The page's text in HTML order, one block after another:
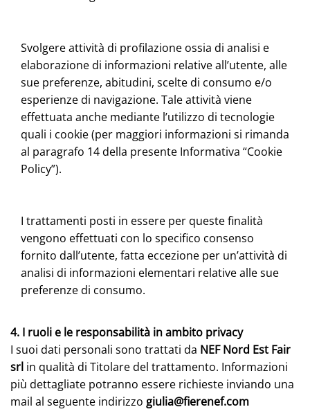
Svolgere attività di profilazione ossia di analisi e
elaborazione di informazioni relative all’utente, alle
sue preferenze, abitudini, scelte di consumo e/o
esperienze di navigazione. Tale attività viene
effettuata anche mediante l’utilizzo di tecnologie
quali i cookie (per maggiori informazioni si rimanda
al paragrafo 14 della presente Informativa “Cookie
Policy”).
I trattamenti posti in essere per queste finalità
vengono effettuati con lo specifico consenso
fornito dall’utente, fatta eccezione per un’attività di
analisi di informazioni elementari relative alle sue
preferenze di consumo.
4. I ruoli e le responsabilità in ambito privacy
I suoi dati personali sono trattati da NEF Nord Est Fair
srl in qualità di Titolare del trattamento. Informazioni
più dettagliate potranno essere richieste inviando una
mail al seguente indirizzo giulia@fierenef.com